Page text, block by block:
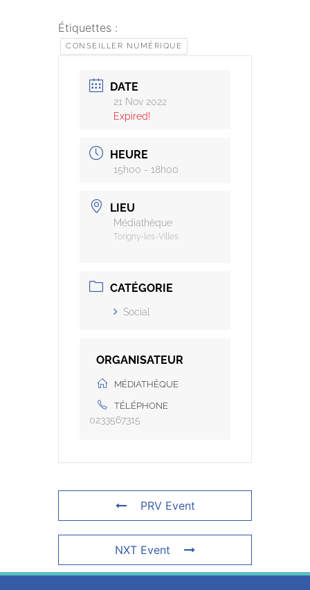
Étiquettes :
CONSEILLER NUMÉRIQUE
DATE
21 Nov 2022
Expired!
HEURE
15h00 - 18h00
LIEU
Médiathèque
Torigny-les-Villes
CATÉGORIE
Social
ORGANISATEUR
MÉDIATHÈQUE
TÉLÉPHONE
0233567315
PRV Event
NXT Event